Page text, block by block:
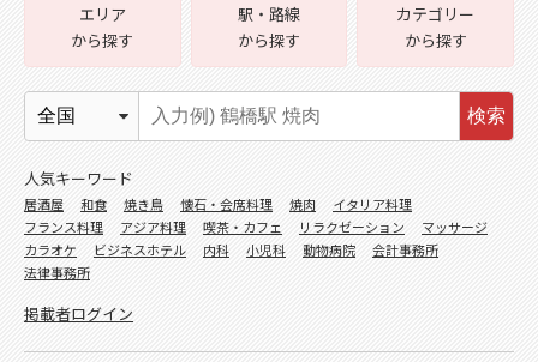
エリア
から探す
駅・路線
から探す
カテゴリー
から探す
検索
人気キーワード
居酒屋 和食 焼き鳥 懐石・会席料理 焼肉
イタリア料理
フランス料理
アジア料理 喫茶・カフェ リラクゼーション
マッサージ
カラオケ
ビジネスホテル 内科 小児科 動物病院
会計事務所
法律事務所
掲載者ログイン